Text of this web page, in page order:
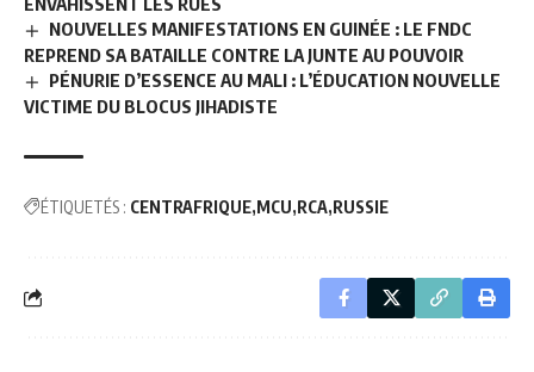
NOUVELLES MANIFESTATIONS EN GUINÉE : LE FNDC
REPREND SA BATAILLE CONTRE LA JUNTE AU POUVOIR
PÉNURIE D’ESSENCE AU MALI : L’ÉDUCATION NOUVELLE
VICTIME DU BLOCUS JIHADISTE
ÉTIQUETÉS : CENTRAFRIQUE MCU RCA RUSSIE